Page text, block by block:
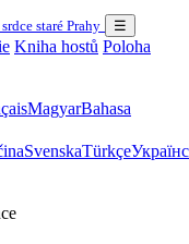
staré Prahy ☰
Kniha hostů Poloha
MagyarBahasa
SvenskaTürkçe